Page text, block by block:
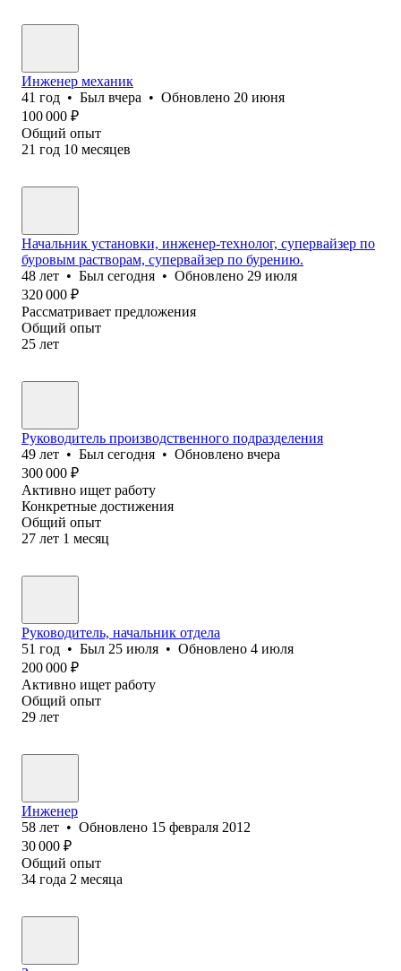
Инженер механик
41 год • Был вчера • Обновлено 20 июня
100 000 ₽
Общий опыт
21 год 10 месяцев
Начальник установки, инженер-технолог, супервайзер по
буровым растворам, супервайзер по бурению.
48 лет • Был сегодня • Обновлено 29 июля
320 000 ₽
Рассматривает предложения
Общий опыт
25 лет
Руководитель производственного подразделения
49 лет • Был сегодня • Обновлено вчера
300 000 ₽
Активно ищет работу
Конкретные достижения
Общий опыт
27 лет 1 месяц
Руководитель, начальник отдела
51 год • Был 25 июля • Обновлено 4 июля
200 000 ₽
Активно ищет работу
Общий опыт
29 лет
Инженер
58 лет • Обновлено 15 февраля 2012
30 000 ₽
Общий опыт
34 года 2 месяца